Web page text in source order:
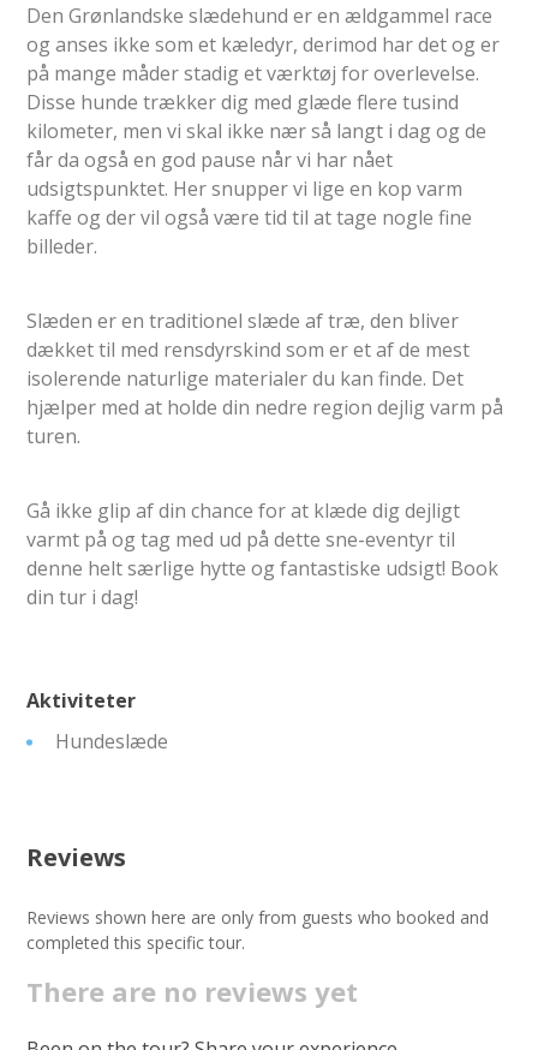
Den Grønlandske slædehund er en ældgammel race
og anses ikke som et kæledyr, derimod har det og er
på mange måder stadig et værktøj for overlevelse.
Disse hunde trækker dig med glæde flere tusind
kilometer, men vi skal ikke nær så langt i dag og de
får da også en god pause når vi har nået
udsigtspunktet. Her snupper vi lige en kop varm
kaffe og der vil også være tid til at tage nogle fine
billeder.
Slæden er en traditionel slæde af træ, den bliver
dækket til med rensdyrskind som er et af de mest
isolerende naturlige materialer du kan finde. Det
hjælper med at holde din nedre region dejlig varm på
turen.
Gå ikke glip af din chance for at klæde dig dejligt
varmt på og tag med ud på dette sne-eventyr til
denne helt særlige hytte og fantastiske udsigt! Book
din tur i dag!
Aktiviteter
Hundeslæde
Reviews
Reviews shown here are only from guests who booked and
completed this specific tour.
There are no reviews yet